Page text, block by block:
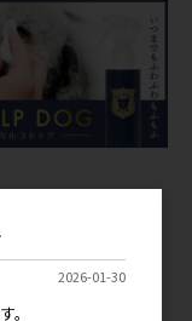
ッズ
2026-01-30
。